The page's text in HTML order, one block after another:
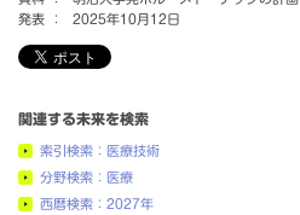
発表 ：
2025年10月12日
関連する未来を検索
索引検索：医療技術
分野検索：医療
西暦検索：2027年